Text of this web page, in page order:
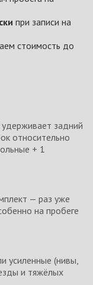
при записи на
стоимость до
задний
относительно
+ 1
— раз уже
на пробеге
усиленные (нивы,
и тяжёлых